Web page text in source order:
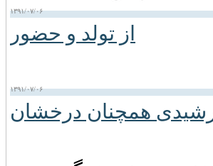
۱۳۹۱/۰۷/۰۶
از تولد و حضور
۱۳۹۱/۰۷/۰۶
همچنان درخشان